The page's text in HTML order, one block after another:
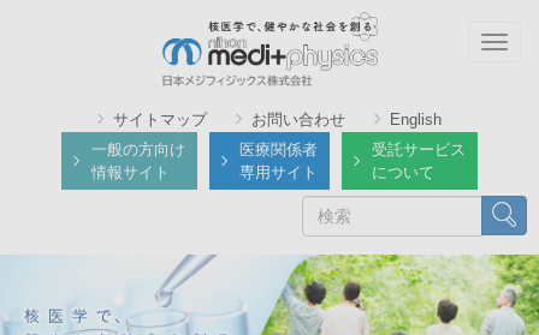
サイトマップ お問い合わせ
English
一般の方向け
情報サイト
医療関係者
専用サイト
受託サービス
について
検索